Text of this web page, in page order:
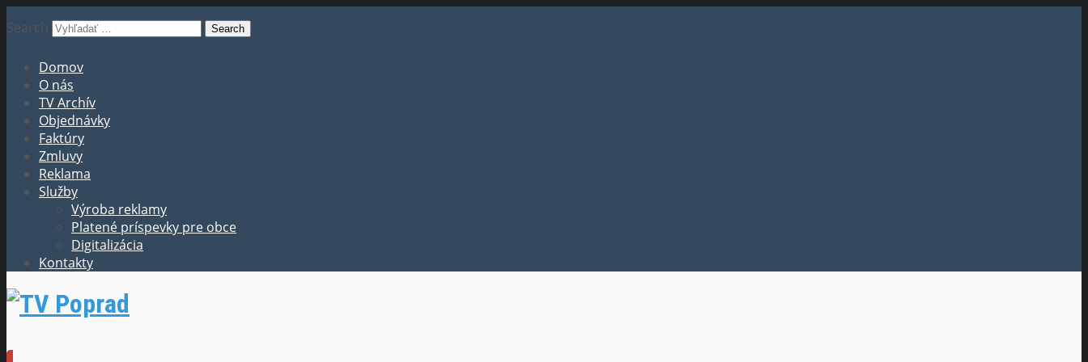
Search
Domov
O nás
TV Archív
Objednávky
Faktúry
Zmluvy
Reklama
Služby
Výroba reklamy
Platené príspevky pre obce
Digitalizácia
Kontakty